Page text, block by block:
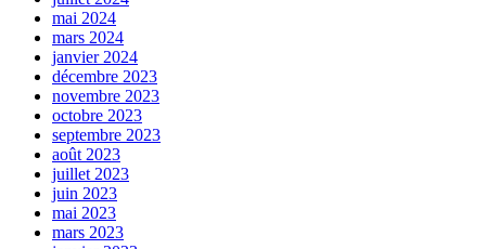
mai 2024
mars 2024
janvier 2024
décembre 2023
novembre 2023
octobre 2023
septembre 2023
août 2023
juillet 2023
juin 2023
mai 2023
mars 2023